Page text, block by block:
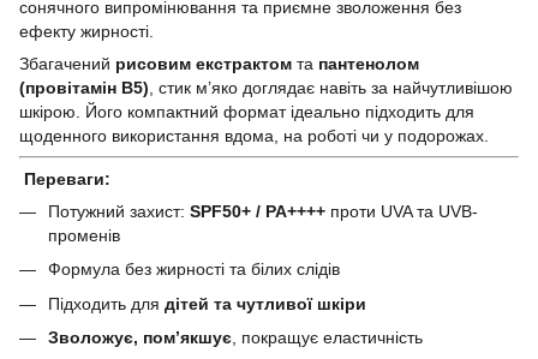
сонячного випромінювання та приємне зволоження без
ефекту жирності.
Збагачений рисовим екстрактом та пантенолом
(провітамін B5) , стик м’яко доглядає навіть за найчутливішою
шкірою. Його компактний формат ідеально підходить для
щоденного використання вдома, на роботі чи у подорожах.
Переваги:
Потужний захист: SPF50+ / PA++++ проти UVA та UVB-
променів
Формула без жирності та білих слідів
Підходить для дітей та чутливої шкіри
Зволожує, пом’якшує , покращує еластичність